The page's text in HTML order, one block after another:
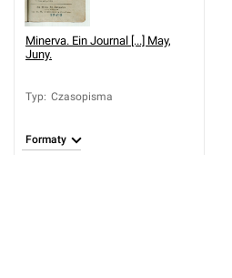
Minerva. Ein Journal [...] May,
Juny.
Typ: Czasopisma
Formaty